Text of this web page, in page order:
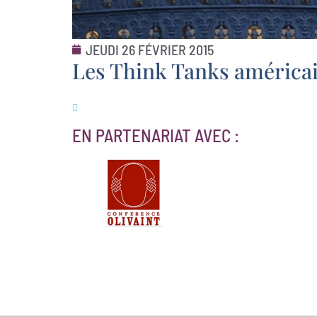
JEUDI 26 FÉVRIER 2015
Les Think Tanks
EN PARTENARIAT AVEC :